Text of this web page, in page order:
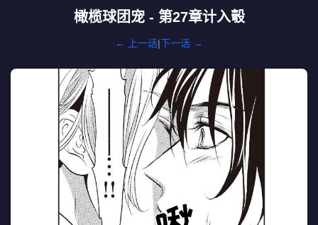
橄榄球团宠 - 第27章计入彀
← 上一话|下一话 →